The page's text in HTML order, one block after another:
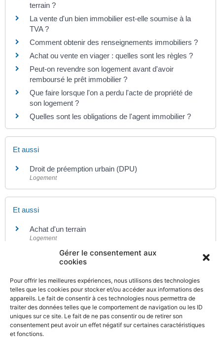
Gérer le consentement aux
cookies
Pour offrir les meilleures expériences, nous utilisons des technologies
telles que les cookies pour stocker et/ou accéder aux informations des
appareils. Le fait de consentir à ces technologies nous permettra de
traiter des données telles que le comportement de navigation ou les ID
uniques sur ce site. Le fait de ne pas consentir ou de retirer son
consentement peut avoir un effet négatif sur certaines caractéristiques
et fonctions.
terrain ?
La vente d'un bien immobilier est-elle soumise à la
TVA ?
Comment obtenir des renseignements immobiliers ?
Achat ou vente en viager : quelles sont les règles ?
Peut-on revendre son logement avant d'avoir
remboursé le prêt immobilier ?
Que faire lorsque l'on a perdu l'acte de propriété de
son logement ?
Quelles sont les obligations de l'agent immobilier ?
Et aussi
Droit de préemption urbain (DPU)
Logement
Et aussi
Achat d'un terrain
Logement
Portail des services en ligne des notaires de France
Notaires de France